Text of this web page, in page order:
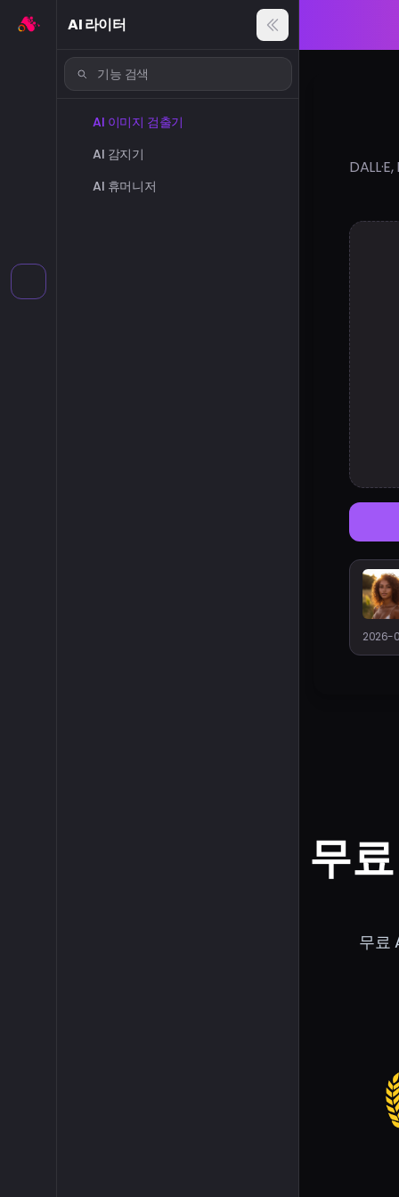
AI 라이터
AI 이미지 검출기
AI 감지기
AI 휴머니저
2026-
무
무료